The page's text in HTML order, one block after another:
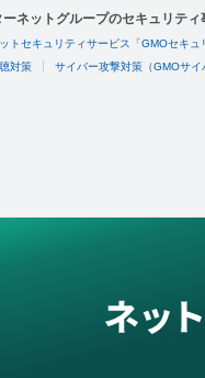
ネットグループのセキュリティ
トセキュリティサービス「GMOセキュ
対策 サイバー攻撃対策（GMOサイ